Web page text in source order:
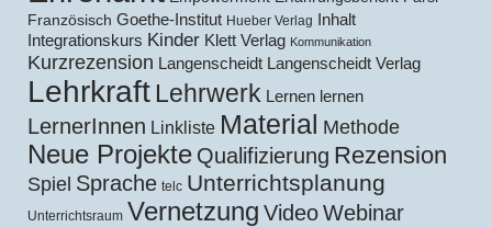
Französisch Goethe-Institut Hueber Verlag Inhalt
Integrationskurs Kinder Klett Verlag Kommunikation
Kurzrezension Langenscheidt Langenscheidt Verlag
Lehrkraft Lehrwerk Lernen lernen
LernerInnen Linkliste Material Methode
Neue Projekte Qualifizierung Rezension
Spiel Sprache telc Unterrichtsplanung
Unterrichtsraum Vernetzung VideoWebinar